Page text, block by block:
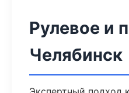
Рулевое и
Челябинск